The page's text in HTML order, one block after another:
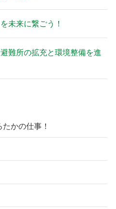
未来に繋ごう！
難所の拡充と環境整備を進
かの仕事！